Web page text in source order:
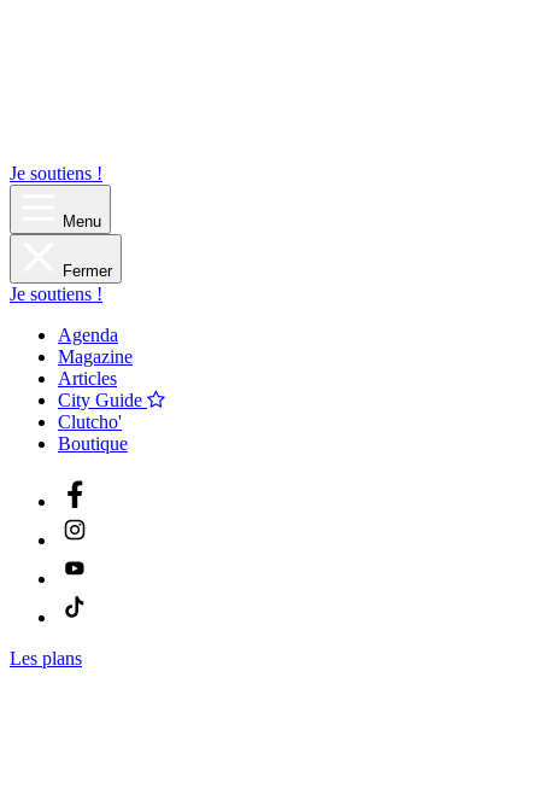
Je soutiens !
Menu
Fermer
Je soutiens !
Agenda
Magazine
Articles
City Guide
Clutcho'
Boutique
Les plans